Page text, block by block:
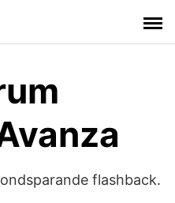
flashback.